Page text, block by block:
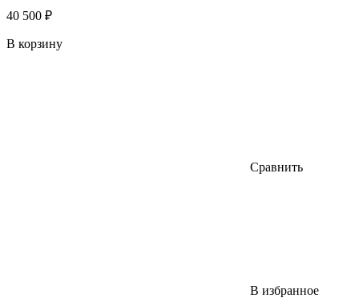
40 500 ₽
В корзину
Сравнить
В избранное